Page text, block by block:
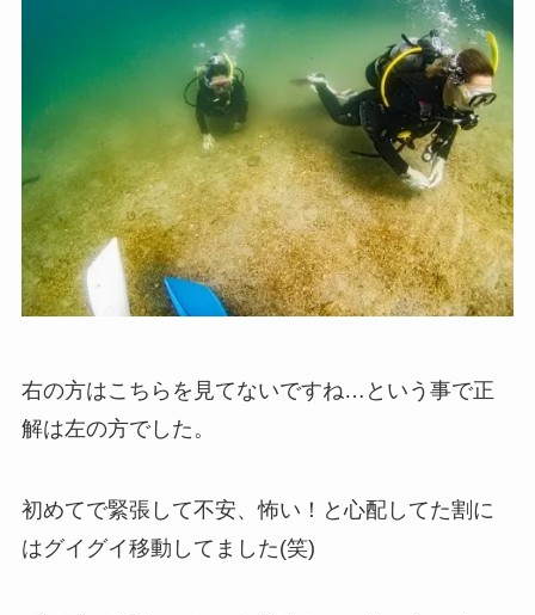
右の方はこちらを見てないですね…という事で正
解は左の方でした。
初めてで緊張して不安、怖い！と心配してた割に
はグイグイ移動してました(笑)